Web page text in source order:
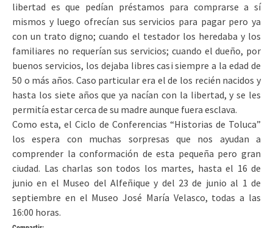
libertad es que pedían préstamos para comprarse a sí
mismos y luego ofrecían sus servicios para pagar pero ya
con un trato digno; cuando el testador los heredaba y los
familiares no requerían sus servicios; cuando el dueño, por
buenos servicios, los dejaba libres casi siempre a la edad de
50 o más años. Caso particular era el de los recién nacidos y
hasta los siete años que ya nacían con la libertad, y se les
permitía estar cerca de su madre aunque fuera esclava.
Como esta, el Ciclo de Conferencias “Historias de Toluca”
los espera con muchas sorpresas que nos ayudan a
comprender la conformación de esta pequeña pero gran
ciudad. Las charlas son todos los martes, hasta el 16 de
junio en el Museo del Alfeñique y del 23 de junio al 1 de
septiembre en el Museo José María Velasco, todas a las
16:00 horas.